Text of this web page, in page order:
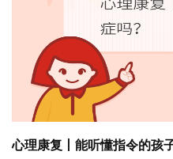
心理康复丨能听懂指令的孩